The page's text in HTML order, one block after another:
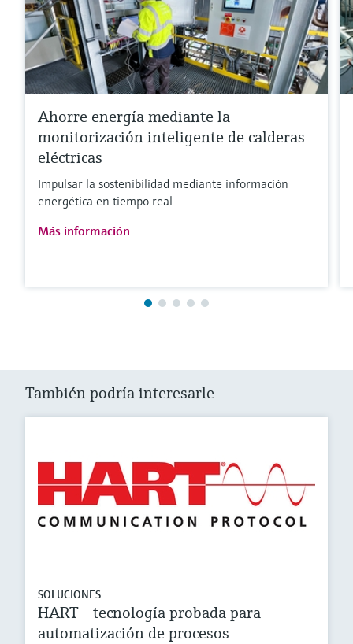
Ahorre energía mediante la
monitorización inteligente de calderas
eléctricas
Impulsar la sostenibilidad mediante información
energética en tiempo real
Más información
También podría interesarle
SOLUCIONES
HART - tecnología probada para
automatización de procesos